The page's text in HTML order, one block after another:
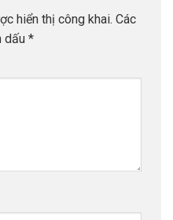
hiển thị công khai. Các
dấu *